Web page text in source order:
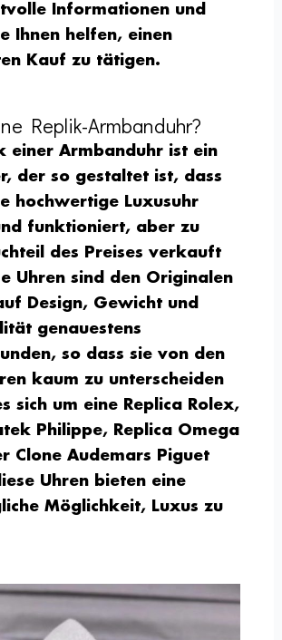
Informationen und
Ihnen helfen, einen
Kauf zu tätigen.
Replik-Armbanduhr?
einer Armbanduhr ist ein
der so gestaltet ist, dass
hochwertige Luxusuhr
funktioniert, aber zu
des Preises verkauft
Uhren sind den Originalen
Design, Gewicht und
genauestens
so dass sie von den
kaum zu unterscheiden
sich um eine Replica Rolex,
Philippe, Replica Omega
Clone Audemars Piguet
Uhren bieten eine
Möglichkeit, Luxus zu